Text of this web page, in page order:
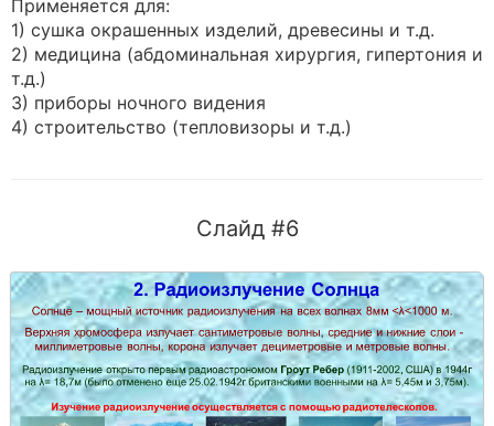
Применяется для:
1) сушка окрашенных изделий, древесины и т.д.
2) медицина (абдоминальная хирургия, гипертония и
т.д.)
3) приборы ночного видения
4) строительство (тепловизоры и т.д.)
Слайд #6